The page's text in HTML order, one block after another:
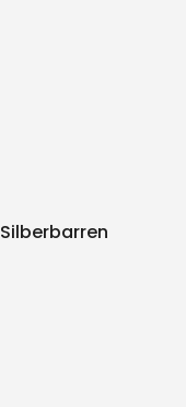
Silberbarren